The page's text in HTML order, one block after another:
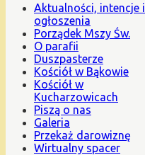
Aktualności, intencje i
ogłoszenia
Porządek Mszy Św.
O parafii
Duszpasterze
Kościół w Bąkowie
Kościół w
Kucharzowicach
Piszą o nas
Galeria
Przekaż darowiznę
Wirtualny spacer